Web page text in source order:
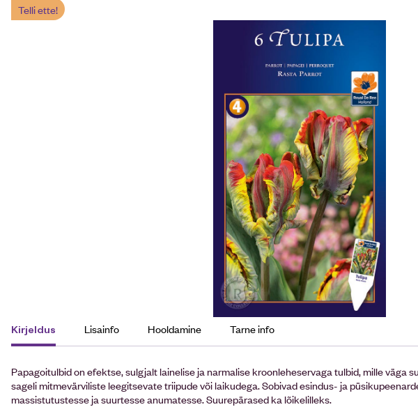
Telli ette!
Kirjeldus Lisainfo Hooldamine Tarne info
Papagoitulbid on efektse, sulgjalt lainelise ja narmalise kroonleheservaga tulbid, mille väga
sageli mitmevärviliste leegitsevate triipude või laikudega. Sobivad esindus- ja
massistutustesse ja suurtesse anumatesse. Suurepärased ka lõikelilleks.